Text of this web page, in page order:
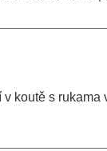
koutě s rukama